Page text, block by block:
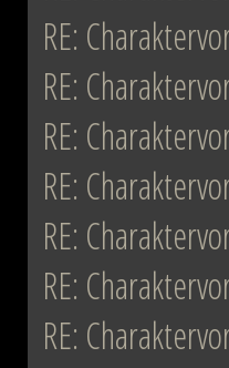
RE:
RE:
RE:
RE:
RE:
RE:
RE: